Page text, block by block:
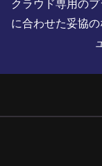
クラウド専用の
に合わせた妥協